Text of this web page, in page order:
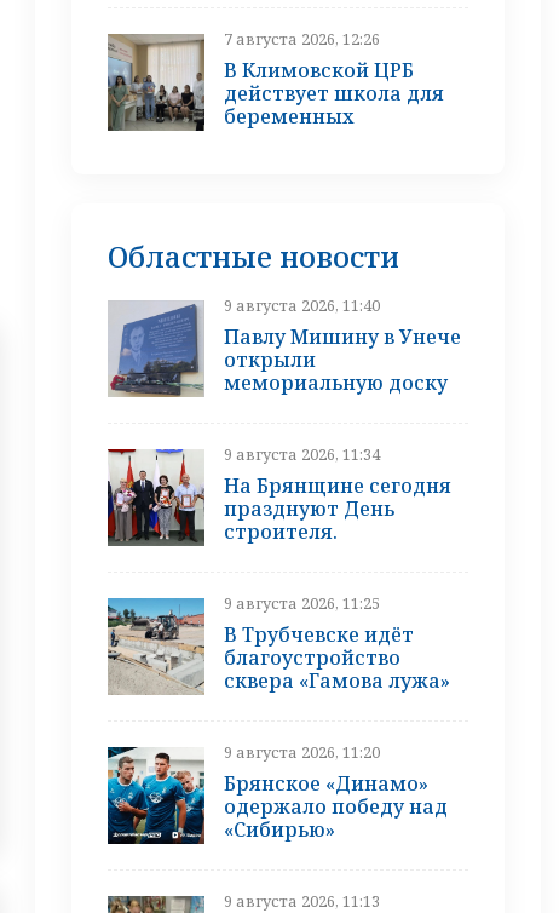
7 августа 2026, 12:26
В Климовской ЦРБ
действует школа для
беременных
Областные новости
9 августа 2026, 11:40
Павлу Мишину в Унече
открыли
мемориальную доску
9 августа 2026, 11:34
На Брянщине сегодня
празднуют День
строителя.
9 августа 2026, 11:25
В Трубчевске идёт
благоустройство
сквера «Гамова лужа»
9 августа 2026, 11:20
Брянское «Динамо»
одержало победу над
«Сибирью»
9 августа 2026, 11:13